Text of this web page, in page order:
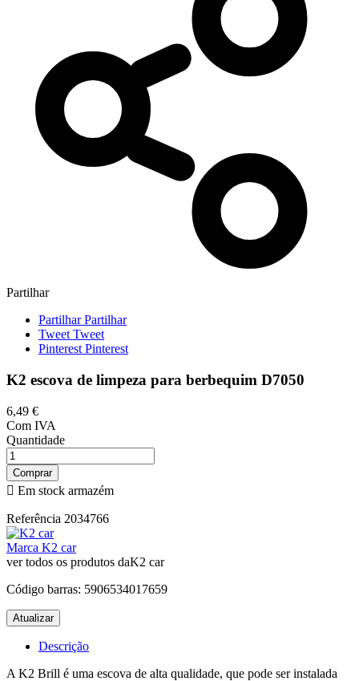
Partilhar
PartilharPartilhar
Tweet Tweet
Pinterest Pinterest
K2 escova de limpeza para berbequim D7050
6,49 €
Com IVA
Quantidade
Comprar
 Em stock armazém
Referência 2034766
Marca K2 car
ver todos os produtos daK2 car
Código barras: 5906534017659
Descrição
A K2 Brill é uma escova de alta qualidade, que pode ser instalada